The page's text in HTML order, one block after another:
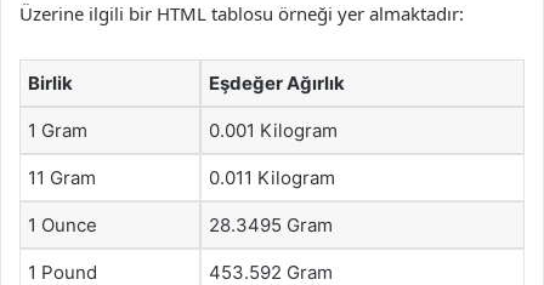
Üzerine ilgili bir HTML tablosu örneği yer almaktadır:
Birlik Eşdeğer Ağırlık
1 Gram 0.001 Kilogram
11 Gram 0.011 Kilogram
1 Ounce 28.3495 Gram
1 Pound 453.592 Gram